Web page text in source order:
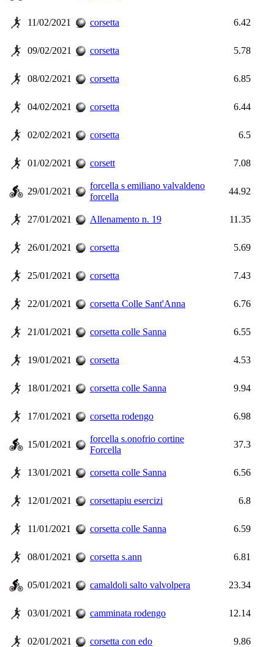
11/02/2021 corsetta 6.42
09/02/2021 corsetta 5.78
08/02/2021 corsetta 6.85
04/02/2021 corsetta 6.44
02/02/2021 corsetta 6.5
01/02/2021 corsett 7.08
29/01/2021
forcella s emiliano valvaldeno
forcella
44.92
27/01/2021 Allenamento n. 19 11.35
26/01/2021 corsetta 5.69
25/01/2021 corsetta 7.43
22/01/2021 corsetta Colle Sant'Anna 6.76
21/01/2021 corsetta colle Sanna 6.55
19/01/2021 corsetta 4.53
18/01/2021 corsetta colle Sanna 9.94
17/01/2021 corsetta rodengo 6.98
15/01/2021
forcella s.onofrio cortine
Forcella
37.3
13/01/2021 corsetta colle Sanna 6.56
12/01/2021 corsettapiu esercizi 6.8
11/01/2021 corsetta colle Sanna 6.59
08/01/2021 corsetta s.ann 6.81
05/01/2021 camaldoli salto valvolpera 23.34
03/01/2021 camminata rodengo 12.14
02/01/2021 corsetta con edo 9.86